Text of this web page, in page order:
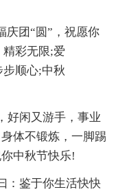
庆团“圆”，祝愿你
精彩无限;爱
步顺心;中秋
好闲又游手，事业
体不锻炼，一脚踢
中秋节快乐!
：鉴于你生活快快